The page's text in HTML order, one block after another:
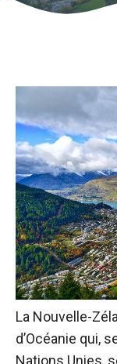
La Nouvelle-
d’Océanie qui,